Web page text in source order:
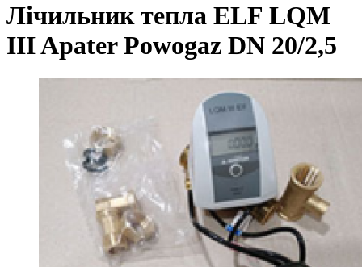
Лічильник тепла ELF LQM
III Apater Powogaz DN 20/2,5